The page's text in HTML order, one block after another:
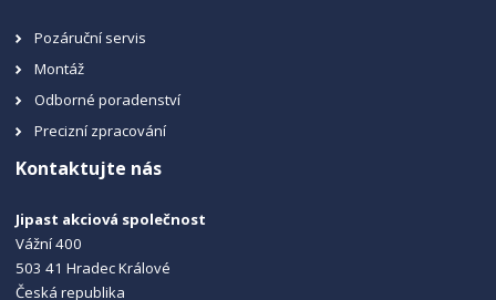
Pozáruční servis
Montáž
Odborné poradenství
Precizní zpracování
Kontaktujte nás
Jipast akciová společnost
Vážní 400
503 41 Hradec Králové
Česká republika